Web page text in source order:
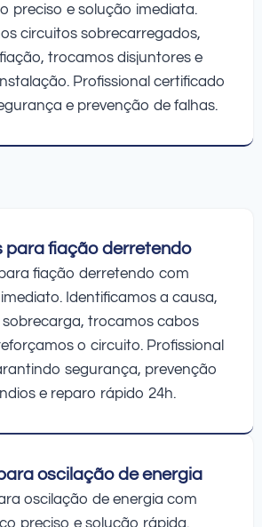
preciso e solução imediata.
circuitos sobrecarregados,
trocamos disjuntores e
Profissional certificado
e prevenção de falhas.
para fiação derretendo
fiação derretendo com
Identificamos a causa,
trocamos cabos
o circuito. Profissional
segurança, prevenção
e reparo rápido 24h.
oscilação de energia
oscilação de energia com
preciso e solução rápida.